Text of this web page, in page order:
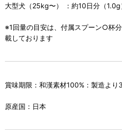
大型犬（25kg〜） ：約10日分（1.0g
※1回量の目安は、付属スプーン○杯
載しております
賞味期限：和漢素材100%：製造より
原産国：日本